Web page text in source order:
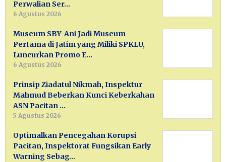
Perwalian Ser…
6 Agustus 2026
Museum SBY-Ani Jadi Museum
Pertama di Jatim yang Miliki SPKLU,
Luncurkan Promo E…
6 Agustus 2026
Prinsip Ziadatul Nikmah, Inspektur
Mahmud Beberkan Kunci Keberkahan
ASN Pacitan …
5 Agustus 2026
Optimalkan Pencegahan Korupsi
Pacitan, Inspektorat Fungsikan Early
Warning Sebag…